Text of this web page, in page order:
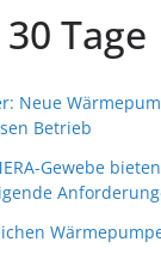
Tage
Neue
Betrieb
Gewebe